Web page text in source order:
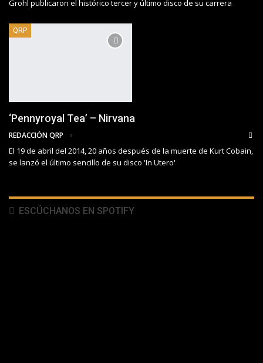
Grohl publicaron el histórico tercer y último disco de su carrera
QRP
‘Pennyroyal Tea’ – Nirvana
REDACCIÓN QRP
El 19 de abril del 2014, 20 años después de la muerte de Kurt Cobain,
se lanzó el último sencillo de su disco 'In Utero'
ESCÚCHANOS EN SPOTIFY